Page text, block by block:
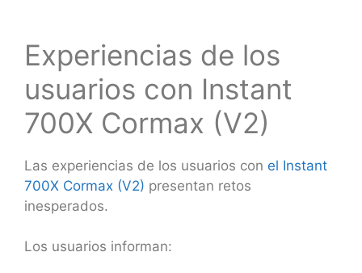
Experiencias de los
usuarios con Instant
700X Cormax (V2)
Las experiencias de los usuarios con el Instant
700X Cormax (V2) presentan retos
inesperados.
Los usuarios informan: